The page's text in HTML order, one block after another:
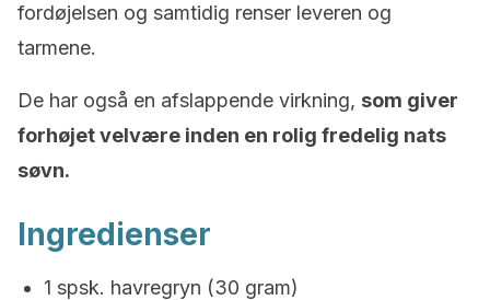
fordøjelsen og samtidig renser leveren og
tarmene.
De har også en afslappende virkning, som giver
forhøjet velvære inden en rolig fredelig nats
søvn.
Ingredienser
1 spsk. havregryn (30 gram)